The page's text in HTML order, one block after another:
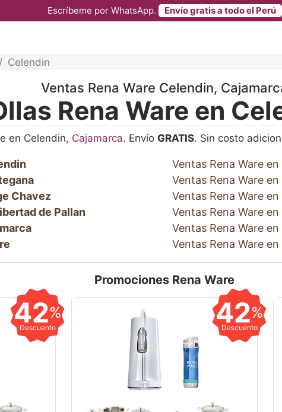
Escríbeme por WhatsApp. Envío gratis a todo el Perú
Celendin
Ventas Rena Ware Celendin,
Rena Ware en
en Celendin, Cajamarca. Envío GRATIS. Sin costo
Ventas Rena Ware en
Ventas Rena Ware en
Chavez Ventas Rena Ware en
de Pallan Ventas Rena Ware en
Ventas Rena Ware en
Ventas Rena Ware en
Promociones Rena Ware
42%
Descuento 42%
Descuento